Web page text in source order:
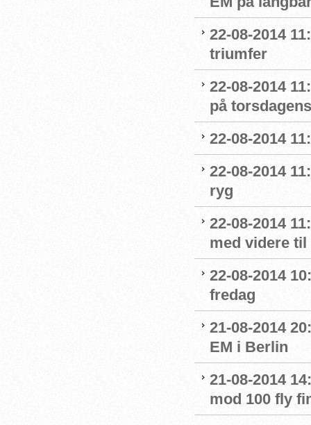
22-08-2014
triumfer
22-08-2014
på
22-08-2014
22-08-2014
ryg
22-08-2014
med videre
22-08-2014
fredag
21-08-2014
EM i Berlin
21-08-2014
mod 100 fly